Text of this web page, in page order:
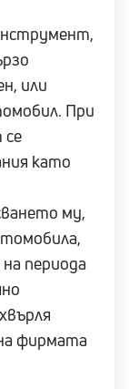
или
При
като
му,
периода
фирмата